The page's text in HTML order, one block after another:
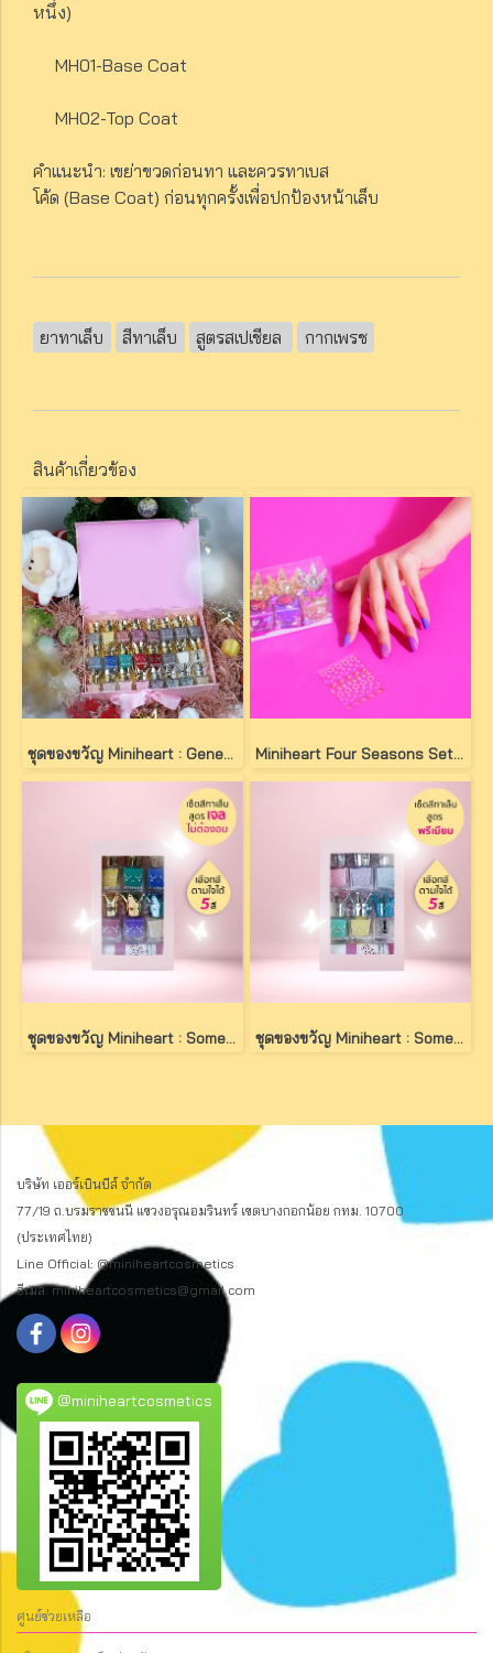
หนึ่ง)
MH01-Base Coat
MH02-Top Coat
คำแนะนำ: เขย่าขวดก่อนทา และควรทาเบส
โค้ด (Base Coat) ก่อนทุกครั้งเพื่อปกป้องหน้าเล็บ
ยาทาเล็บ สีทาเล็บ สูตรสเปเชียล กากเพรช
สินค้าเกี่ยวข้อง
ชุดของขวัญ Miniheart : Generous Heart Gift Set Miniheart Four Seasons Set FS01-Spring
ชุดของขวัญ Miniheart : Someone Gorgeous Set ชุดของขวัญ Miniheart : Someone Popular Set
บริษัท เออร์เบินบีส์ จำกัด
77/19 ถ.บรมราชชนนี แขวงอรุณอมรินทร์ เขตบางกอกน้อย กทม. 10700
(ประเทศไทย)
Line Official: @miniheartcosmetics
อีเมล: miniheartcosmetics@gmail.com
@miniheartcosmetics
ศูนย์ช่วยเหลือ